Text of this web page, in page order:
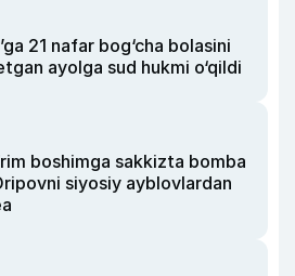
21 nafar bog‘cha bolasini
ayolga sud hukmi o‘qildi
boshimga sakkizta bomba
siyosiy ayblovlardan